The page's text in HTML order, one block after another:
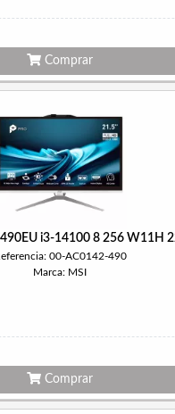
Comprar
i3-14100 8 256 W11H
00-AC0142-490
Marca: MSI
Comprar